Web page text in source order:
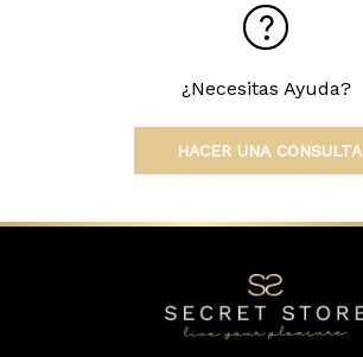
¿Necesitas Ayuda?
HACER UNA CONSULTA